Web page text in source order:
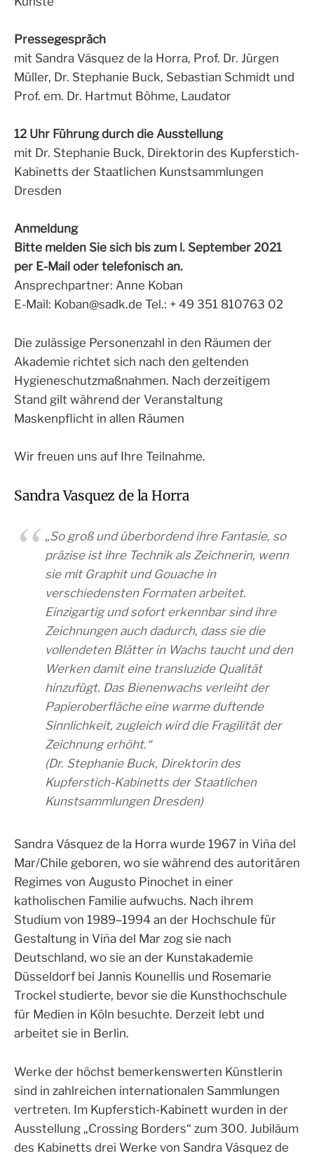
Pressegespräch
mit Sandra Vásquez de la Horra, Prof. Dr. Jürgen
Müller, Dr. Stephanie Buck, Sebastian Schmidt und
Prof. em. Dr. Hartmut Böhme, Laudator
12 Uhr Führung durch die Ausstellung
mit Dr. Stephanie Buck, Direktorin des Kupferstich-
Kabinetts der Staatlichen Kunstsammlungen
Dresden
Anmeldung
Bitte melden Sie sich bis zum l. September 2021
per E-Mail oder telefonisch an.
Ansprechpartner: Anne Koban
E-Mail: Koban@sadk.de Tel.: + 49 351 810763 02
Die zulässige Personenzahl in den Räumen der
Akademie richtet sich nach den geltenden
Hygieneschutzmaßnahmen. Nach derzeitigem
Stand gilt während der Veranstaltung
Maskenpflicht in allen Räumen
Wir freuen uns auf Ihre Teilnahme.
Sandra Vasquez de la Horra
„So groß und überbordend ihre Fantasie, so
präzise ist ihre Technik als Zeichnerin, wenn
sie mit Graphit und Gouache in
verschiedensten Formaten arbeitet.
Einzigartig und sofort erkennbar sind ihre
Zeichnungen auch dadurch, dass sie die
vollendeten Blätter in Wachs taucht und den
Werken damit eine transluzide Qualität
hinzufügt. Das Bienenwachs verleiht der
Papieroberfläche eine warme duftende
Sinnlichkeit, zugleich wird die Fragilität der
Zeichnung erhöht.“
(Dr. Stephanie Buck, Direktorin des
Kupferstich-Kabinetts der Staatlichen
Kunstsammlungen Dresden)
Sandra Vásquez de la Horra wurde 1967 in Viña del
Mar/Chile geboren, wo sie während des autoritären
Regimes von Augusto Pinochet in einer
katholischen Familie aufwuchs. Nach ihrem
Studium von 1989–1994 an der Hochschule für
Gestaltung in Viña del Mar zog sie nach
Deutschland, wo sie an der Kunstakademie
Düsseldorf bei Jannis Kounellis und Rosemarie
Trockel studierte, bevor sie die Kunsthochschule
für Medien in Köln besuchte. Derzeit lebt und
arbeitet sie in Berlin.
Werke der höchst bemerkenswerten Künstlerin
sind in zahlreichen internationalen Sammlungen
vertreten. Im Kupferstich-Kabinett wurden in der
Ausstellung „Crossing Borders“ zum 300. Jubiläum
des Kabinetts drei Werke von Sandra Vásquez de